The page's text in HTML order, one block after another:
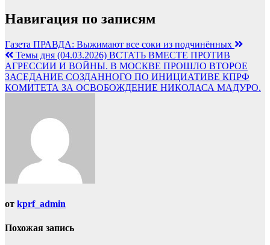
Навигация по записям
Газета ПРАВДА: Выжимают все соки из подчинённых
Темы дня (04.03.2026) ВСТАТЬ ВМЕСТЕ ПРОТИВ
АГРЕССИИ И ВОЙНЫ. В МОСКВЕ ПРОШЛО ВТОРОЕ
ЗАСЕДАНИЕ СОЗДАННОГО ПО ИНИЦИАТИВЕ КПРФ
КОМИТЕТА ЗА ОСВОБОЖДЕНИЕ НИКОЛАСА МАДУРО.
от kprf_admin
Похожая запись